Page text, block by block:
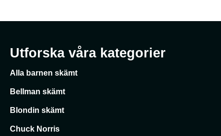
Utforska våra kategorier
Alla barnen skämt
Bellman skämt
Blondin skämt
Chuck Norris